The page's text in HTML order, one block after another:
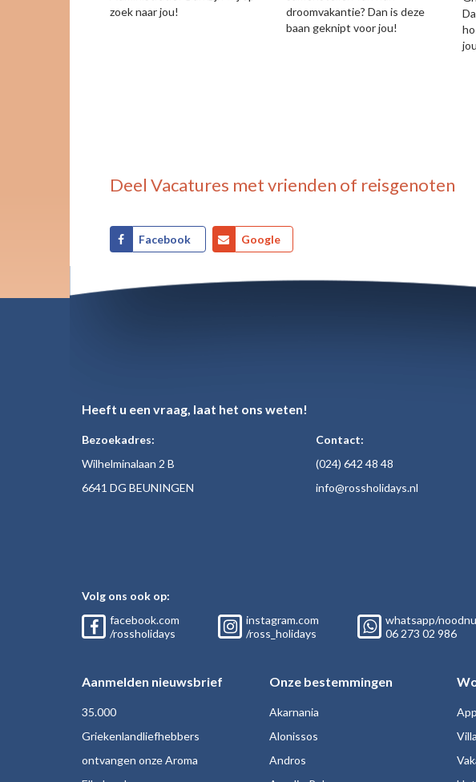
zoek naar jou!
droomvakantie? Dan is deze
baan geknipt voor jou!
Deel Vacatures met vrienden of reisgenoten
Facebook Google
Heeft u een vraag, laat het ons weten!
Bezoekadres:
Wilhelminalaan 2 B
6641 DG BEUNINGEN
Contact:
(024) 642 48 48
info@rossholidays.nl
Volg ons ook op:
facebook.com
/rossholidays
instagram.com
/ross_holidays
whatsapp/
06 273 02 986
Aanmelden nieuwsbrief
35.000
Griekenlandliefhebbers
ontvangen onze Aroma
Onze bestemmingen
Akarnania
Alonissos
Andros